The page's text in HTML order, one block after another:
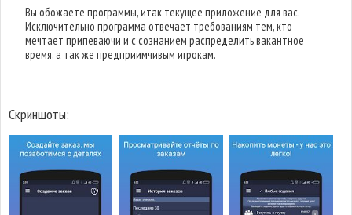
Вы обожаете программы, итак текущее приложение для вас.
Исключительно программа отвечает требованиям тем, кто
мечтает припеваючи и с сознанием распределить вакантное
время, а так же предприимчивым игрокам.
Скриншоты: